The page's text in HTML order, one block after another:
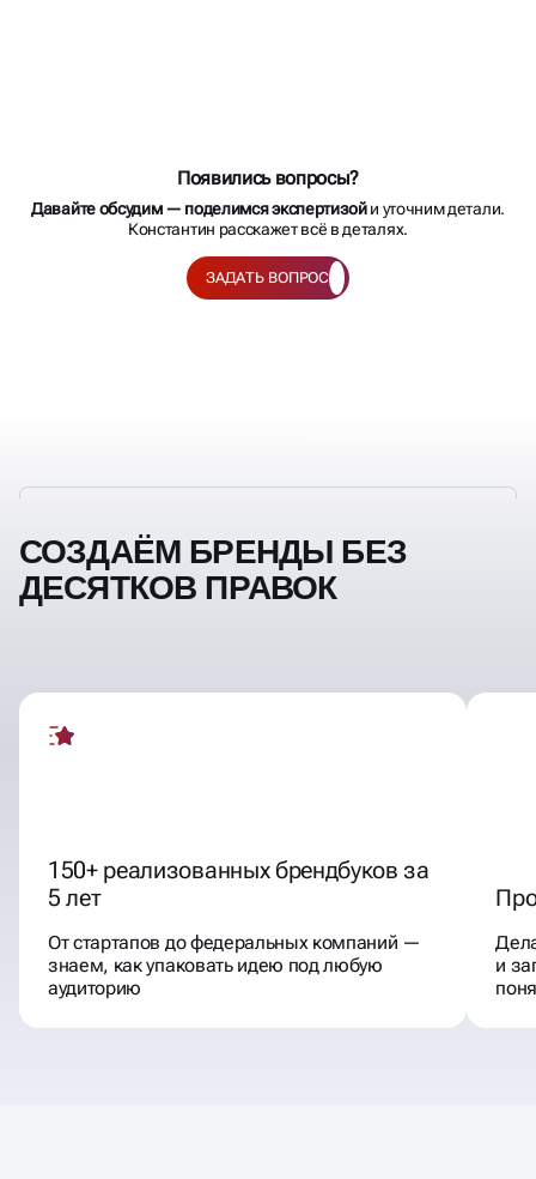
Появились вопросы?
Давайте обсудим — поделимся экспертизойи уточним детали.
Константин расскажет всё в деталях.
ЗАДАТЬ ВОПРОС
СОЗДАЁМ БРЕНДЫ БЕЗ
ДЕСЯТКОВ ПРАВОК
150+ реализованных брендбуков за
5 лет
От стартапов до федеральных компаний —
знаем, как упаковать идею под любую
аудиторию
и